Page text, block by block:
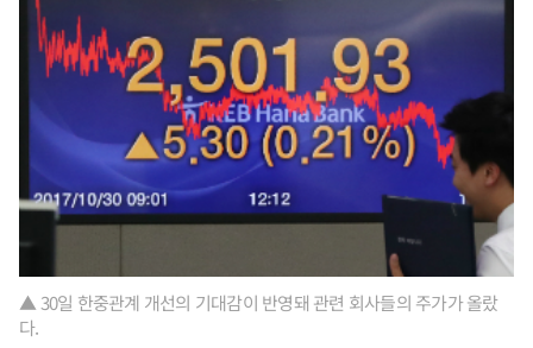
▲ 30일 한중관계 개선의 기대감이 반영돼 관련 회사들의 주가가 올랐
다.